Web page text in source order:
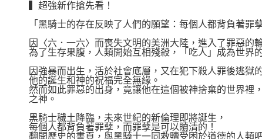
▍超強新作搶先看！
「黑騎士的存在反映了人們的願望：每個人都背負著罪
因〈六．一六〉而喪失文明的美洲大陸，進入了罪惡的
為了生存果腹，人類開始互相殘殺，「吃人」成為世界
因強暴而出生，活於社會底層，又在犯下殺人罪後逃獄
他的誕生和神的祝福完全無緣。
然而如此罪惡的出身，竟讓他在這個被神捨棄的世界裡
之神。
黑騎士穢土降臨，未來世紀的新倫理即將誕生，
每個人都背負著罪孽，而罪孽是可以贖清的！
翻開歷史的書頁，與黑騎士一同救贖受困於道德的人類吧